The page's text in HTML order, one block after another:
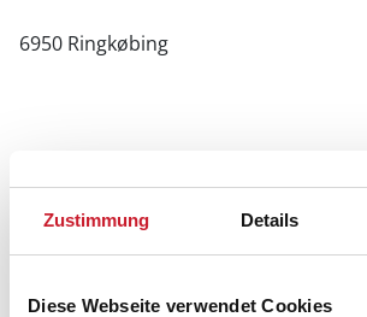
Zustimmung Details
Diese Webseite verwendet Cookies
6950 Ringkøbing